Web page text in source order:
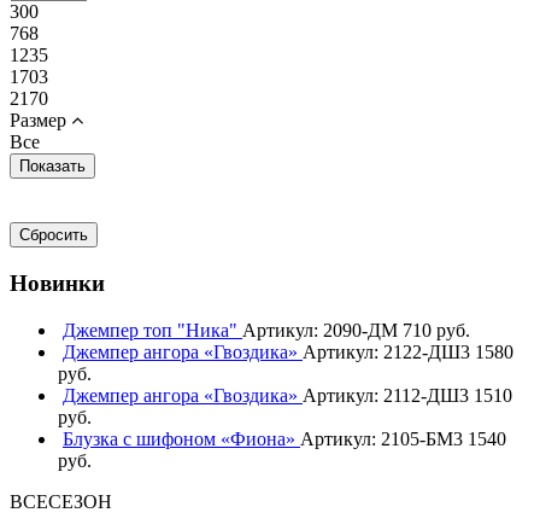
300
768
1235
1703
2170
Размер
Все
Новинки
Джемпер топ "Ника" Артикул: 2090-ДМ 710 руб.
Джемпер ангора «Гвоздика» Артикул: 2122-ДШ3 1580
руб.
Джемпер ангора «Гвоздика» Артикул: 2112-ДШ3 1510
руб.
Блузка с шифоном «Фиона» Артикул: 2105-БМ3 1540
руб.
ВСЕСЕЗОН